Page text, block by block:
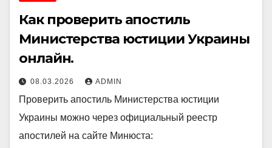
Как проверить апостиль
Министерства юстиции Украины
онлайн.
08.03.2026 ADMIN
Проверить апостиль Министерства юстиции
Украины можно через официальный реестр
апостилей на сайте Минюста: